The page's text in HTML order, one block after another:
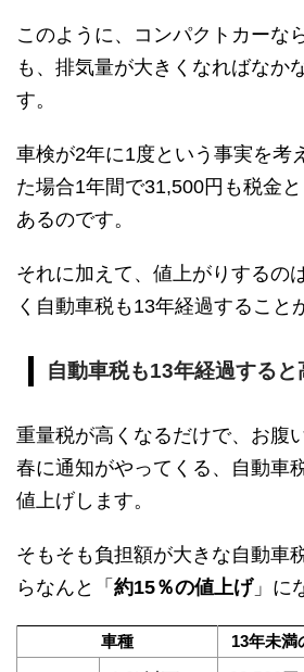
このように、コンパクトカーな
も、排気量が大きくなればなか
す。
車検が2年に1度という事実を考
た場合1年間で31,500円も税金
あるのです。
それに加えて、値上がりするの
く自動車税も13年経過すること
自動車税も13年経過すると
重量税が高くなるだけで、お腹
春に通知がやってくる、自動車
値上げします。
そもそも負担額が大きな自動車
らなんと「 約15％の値上げ」に
車種 13年未満